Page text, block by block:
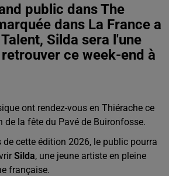
public dans The
dans La France a
Silda sera l'une
ce week-end à
ont rendez-vous en Thiérache ce
de la fête du Pavé de Buironfosse.
cette édition 2026, le public pourra
Silda, une jeune artiste en pleine
française.